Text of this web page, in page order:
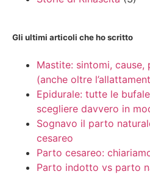
Gli ultimi articoli che ho scritto
Mastite: sintomi, cause,
(anche oltre
Epidurale: tutte le
scegliere davvero in
Sognavo il parto
cesareo
Parto cesareo:
Parto indotto vs parto